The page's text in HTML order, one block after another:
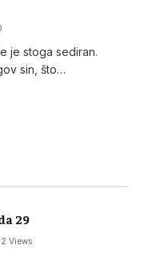
je stoga sediran.
sin, što…
29
Views